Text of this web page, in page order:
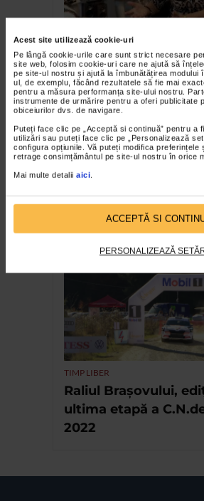
Acest site utilizează cookie-uri
Pe lângă cookie-urile care sunt strict necesare
site web, folosim cookie-uri care ne ajută să
pe site-ul nostru și ajută la îmbunătățirea modului
ul, de exemplu, făcând rezultatele să fie mai
pentru a măsura performanța site-ului nostru.
instrumente de urmărire pentru a oferi publicitate
obiceiurilor dvs. de navigare.
Puteți face clic pe „Acceptă si continuă” pentru a
utilizări sau puteți face clic pe „Personalizează
configura opțiunile. Vă puteți modifica preferințele
retrage consimțământul pe site-ul nostru în orice
Mai multe detalii aici
ACCEPTĂ SI
PERSONALIZEAZĂ
Ellis – O modă
13 ani de festival
sprijinul Catena
TIMP LIBER
Raliul Brașovului,
ultima etapă a
2022